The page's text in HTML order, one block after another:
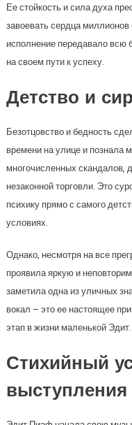
Ее стойкость и сила духа
завоевать сердца
исполнение передавало всю
на своем пути к успеху.
Детство и
Безотцовство и бедность
времени на улице и познала
многочисленных скандалов,
незаконной торговли. Это
психику прямо с самого
условиях.
Однако, несмотря на все
проявила яркую и
заметила одна из уличных
вокал – это ее настоящее
этап в жизни маленькой Эдит.
Стихийный
выступления